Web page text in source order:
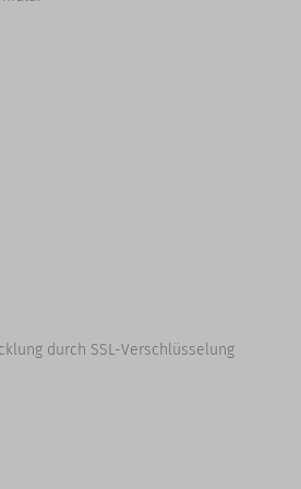
durch SSL-Verschlüsselung